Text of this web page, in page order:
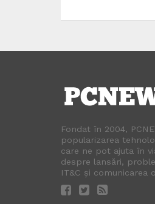
Fondat în 2004,
popularizarea
care ne pot ajuta în
despre lansări,
IT&C și comunicarea